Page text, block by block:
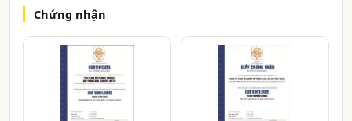
Chứng nhận